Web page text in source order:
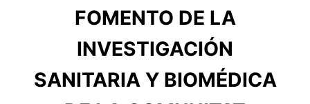
FOMENTO DE LA
INVESTIGACIÓN
SANITARIA Y BIOMÉDICA